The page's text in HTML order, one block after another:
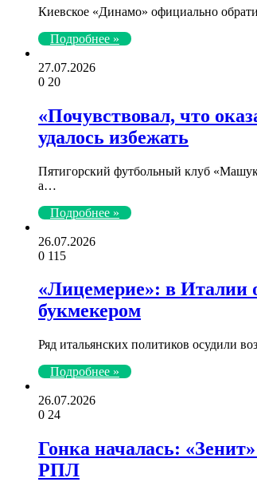
Киевское «Динамо» официально
Подробнее »
27.07.2026
0 20
«Почувствовал, что
удалось избежать
Пятигорский футбольный клуб
а…
Подробнее »
26.07.2026
0 115
«Лицемерие»: в Италии
букмекером
Ряд итальянских политиков осудили
Подробнее »
26.07.2026
0 24
Гонка началась:
РПЛ